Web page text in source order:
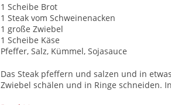
1 Scheibe Brot
1 Steak vom Schweinenacken
1 große Zwiebel
1 Scheibe Käse
Pfeffer, Salz, Kümmel, Sojasauce
Das Steak pfeffern und salzen und in
Zwiebel schälen und in Ringe schneiden.